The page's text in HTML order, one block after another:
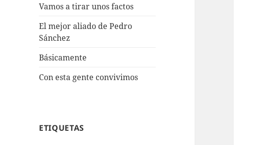
Vamos a tirar unos factos
El mejor aliado de Pedro
Sánchez
Básicamente
Con esta gente convivimos
ETIQUETAS